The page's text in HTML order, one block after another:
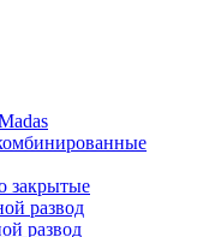
закрытые
развод
развод